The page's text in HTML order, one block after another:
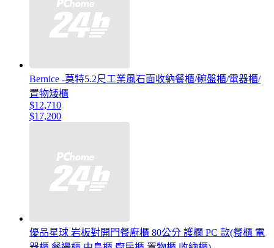
Bernice -莫特5.2尺工業風石面收納餐櫃/碗盤櫃/電器櫃/
置物矮櫃
$12,710
$17,200
優品星球 岩板對開門餐廚櫃 80公分 護欄 PC 款(餐櫃 電